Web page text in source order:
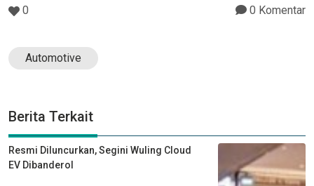
0 0 Komentar
Automotive
Berita Terkait
Resmi Diluncurkan, Segini Wuling Cloud
EV Dibanderol